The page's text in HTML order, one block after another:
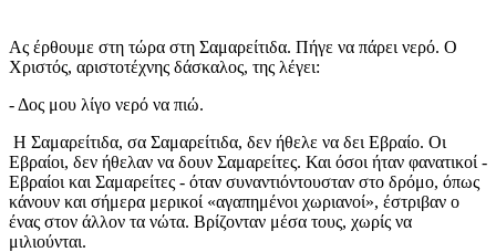
Ας έρθουμε στη τώρα στη Σαμαρείτιδα. Πήγε να πάρει νερό. Ο
Χριστός, αριστοτέχνης δάσκαλος, της λέγει:
- Δος μου λίγο νερό να πιώ.
Η Σαμαρείτιδα, σα Σαμαρείτιδα, δεν ήθελε να δει Εβραίο. Οι
Εβραίοι, δεν ήθελαν να δουν Σαμαρείτες. Και όσοι ήταν φανατικοί -
Εβραίοι και Σαμαρείτες - όταν συναντιόντουσταν στο δρόμο, όπως
κάνουν και σήμερα μερικοί «αγαπημένοι χωριανοί», έστριβαν ο
ένας στον άλλον τα νώτα. Βρίζονταν μέσα τους, χωρίς να
μιλιούνται.